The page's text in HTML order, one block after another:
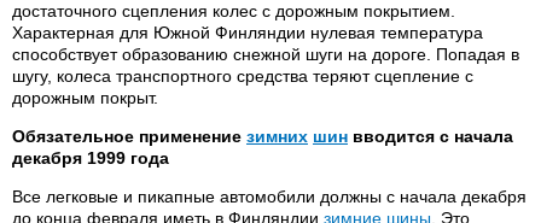
достаточного сцепления колес с дорожным покрытием.
Характерная для Южной Финляндии нулевая температура
способствует образованию снежной шуги на дороге. Попадая в
шугу, колеса транспортного средства теряют сцепление с
дорожным покрыт.
Обязательное применение зимних шин вводится с начала
декабря 1999 года
Все легковые и пикапные автомобили должны с начала декабря
до конца февраля иметь в Финляндии зимние шины . Это